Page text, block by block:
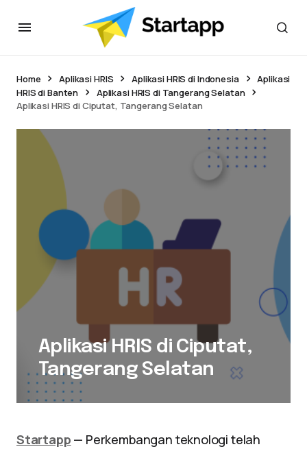
Home Aplikasi HRIS Aplikasi HRIS di Indonesia
Aplikasi
HRIS di Banten
Aplikasi HRIS di Tangerang Selatan
Aplikasi HRIS di Ciputat, Tangerang Selatan
Aplikasi HRIS di Ciputat,
Tangerang Selatan
Startapp — Perkembangan teknologi telah